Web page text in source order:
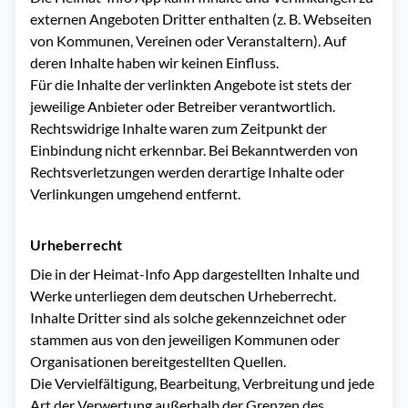
externen Angeboten Dritter enthalten (z. B. Webseiten
von Kommunen, Vereinen oder Veranstaltern). Auf
deren Inhalte haben wir keinen Einfluss.
Für die Inhalte der verlinkten Angebote ist stets der
jeweilige Anbieter oder Betreiber verantwortlich.
Rechtswidrige Inhalte waren zum Zeitpunkt der
Einbindung nicht erkennbar. Bei Bekanntwerden von
Rechtsverletzungen werden derartige Inhalte oder
Verlinkungen umgehend entfernt.
Urheberrecht
Die in der Heimat-Info App dargestellten Inhalte und
Werke unterliegen dem deutschen Urheberrecht.
Inhalte Dritter sind als solche gekennzeichnet oder
stammen aus von den jeweiligen Kommunen oder
Organisationen bereitgestellten Quellen.
Die Vervielfältigung, Bearbeitung, Verbreitung und jede